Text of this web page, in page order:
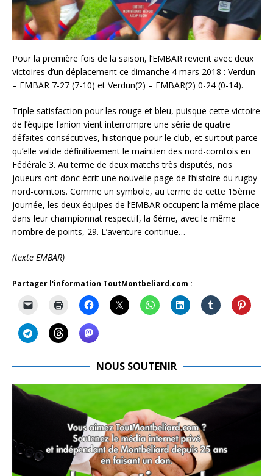
Pour la première fois de la saison, l’EMBAR revient avec deux
victoires d’un déplacement ce dimanche 4 mars 2018 : Verdun
– EMBAR 7-27 (7-10) et Verdun(2) – EMBAR(2) 0-24 (0-14).
Triple satisfaction pour les rouge et bleu, puisque cette victoire
de l’équipe fanion vient interrompre une série de quatre
défaites consécutives, historique pour le club, et surtout parce
qu’elle valide définitivement le maintien des nord-comtois en
Fédérale 3. Au terme de deux matchs très disputés, nos
joueurs ont donc écrit une nouvelle page de l’histoire du rugby
nord-comtois. Comme un symbole, au terme de cette 15ème
journée, les deux équipes de l’EMBAR occupent la même place
dans leur championnat respectif, la 6ème, avec le même
nombre de points, 29. L’aventure continue…
(texte EMBAR)
Partager l'information ToutMontbeliard.com :
NOUS SOUTENIR